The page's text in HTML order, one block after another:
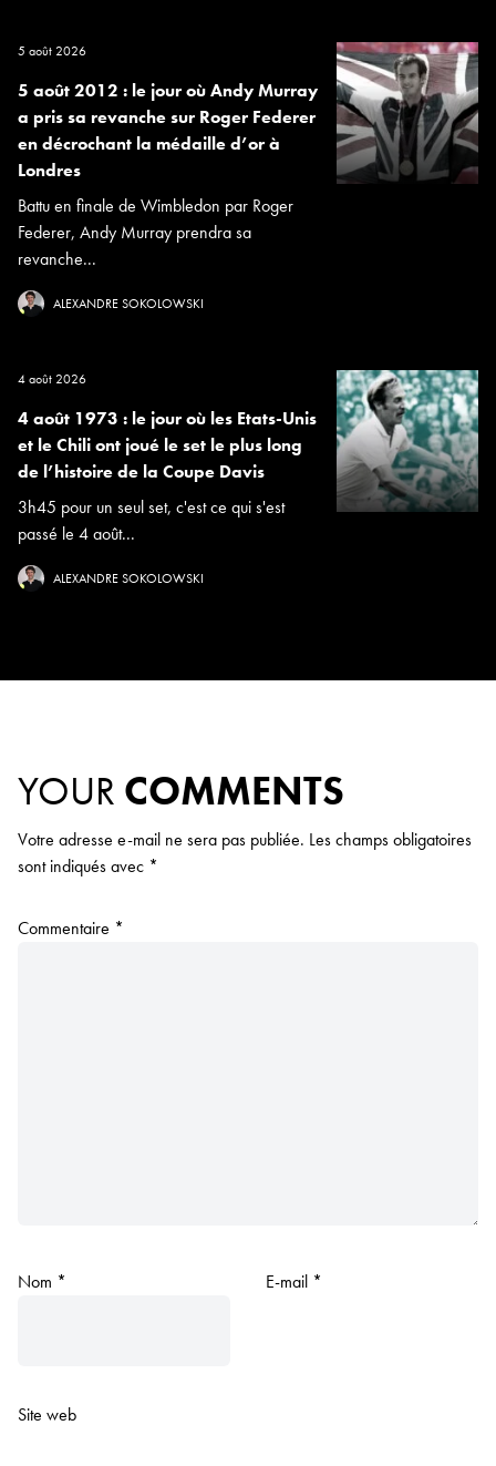
5 août 2026
5 août 2012 : le jour où Andy Murray
a pris sa revanche sur Roger Federer
en décrochant la médaille d’or à
Londres
Battu en finale de Wimbledon par Roger
Federer, Andy Murray prendra sa
revanche...
ALEXANDRE SOKOLOWSKI
4 août 2026
4 août 1973 : le jour où les Etats-Unis
et le Chili ont joué le set le plus long
de l’histoire de la Coupe Davis
3h45 pour un seul set, c'est ce qui s'est
passé le 4 août...
ALEXANDRE SOKOLOWSKI
YOUR COMMENTS
Votre adresse e-mail ne sera pas publiée. Les champs obligatoires
sont indiqués avec *
Commentaire *
Nom * E-mail *
Site web